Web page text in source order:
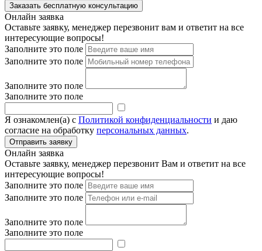
Онлайн заявка
Оставьте заявку, менеджер перезвонит вам и ответит на все
интересующие вопросы!
Заполните это поле
Заполните это поле
Заполните это поле
Заполните это поле
Я ознакомлен(а) с Политикой конфиденциальности и даю
согласие на обработку персональных данных.
Онлайн заявка
Оставьте заявку, менеджер перезвонит Вам и ответит на все
интересующие вопросы!
Заполните это поле
Заполните это поле
Заполните это поле
Заполните это поле